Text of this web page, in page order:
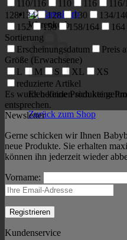
Warenkorb
Es befinden sich keine
Zurück zum Shop
110/116
110 116 116/
128/134
128 130 134/
152
158 158/164 164
Sortierung
Erscheinungsdatum
Preis
Größe (Erwachsene)
L
M S XL
XS
reduzierte Artikel
Es wurden keine Produkte
entsprechen.
Newsletter
Gerne schicken wir Ihnen
neue Produkte. Sie erhalten
können ihn jederzeit wieder
Vorname:
Kundenservice